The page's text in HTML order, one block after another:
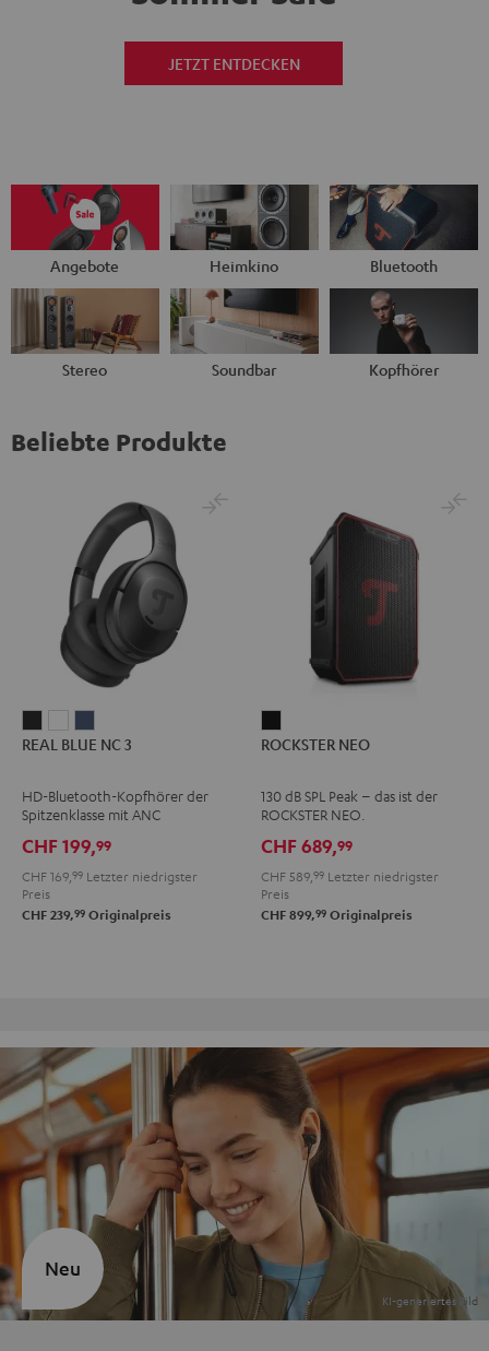
JETZT ENTDECKEN
Angebote Heimkino Bluetooth
Stereo Soundbar Kopfhörer
Beliebte Produkte
BLUE
3
Night
Black
BLUE
3
Pearl
White
BLUE
3
Steel
Blue
REAL BLUE NC 3
HD-Bluetooth-Kopfhörer der
Spitzenklasse mit ANC
CHF 199,99
CHF 169, 99 Letzter niedrigster
Preis
CHF 239,99 Originalpreis
NEO
ROCKSTER NEO
130 dB SPL Peak – das ist der
ROCKSTER NEO.
CHF 689,99
CHF 589, 99 Letzter niedrigster
Preis
CHF 899,99 Originalpreis
Neu